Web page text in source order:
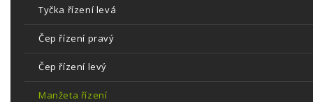
Tyčka řízení levá
Čep řízení pravý
Čep řízení levý
Manžeta řízení